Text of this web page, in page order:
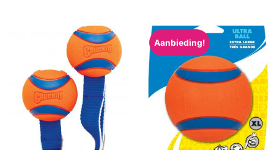
Aanbieding!